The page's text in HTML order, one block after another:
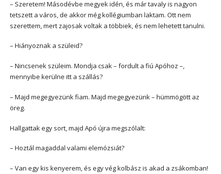
– Szeretem! Másodévbe megyek idén, és már tavaly is nagyon
tetszett a város, de akkor még kollégiumban laktam. Ott nem
szerettem, mert zajosak voltak a többiek, és nem lehetett tanulni.
– Hiányoznak a szüleid?
– Nincsenek szüleim. Mondja csak – fordult a fiú Apóhoz –,
mennyibe kerülne itt a szállás?
– Majd megegyezünk fiam. Majd megegyezünk – hümmögött az
öreg.
Hallgattak egy sort, majd Apó újra megszólalt:
– Hoztál magaddal valami elemózsiát?
– Van egy kis kenyerem, és egy vég kolbász is akad a zsákomban!